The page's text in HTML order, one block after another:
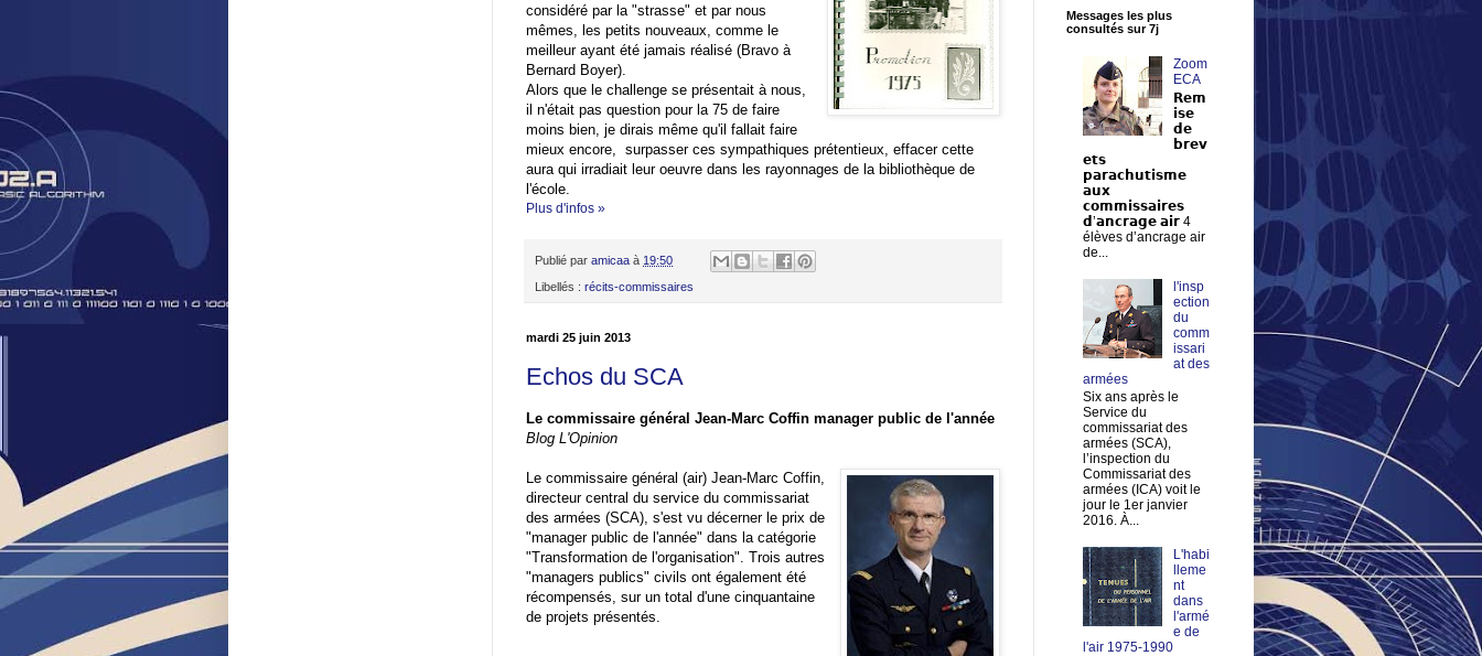
considéré par la "strasse" et par nous
mêmes, les petits nouveaux, comme le
meilleur ayant été jamais réalisé (Bravo à
Bernard Boyer).
Alors que le challenge se présentait à nous,
il n'était pas question pour la 75 de faire
moins bien, je dirais même qu'il fallait faire
mieux encore, surpasser ces sympathiques prétentieux, effacer cette
aura qui irradiait leur oeuvre dans les rayonnages de la bibliothèque de
l'école.
Plus d'infos »
Publié par amicaa à 19:50
Libellés : récits-commissaires
mardi 25 juin 2013
Echos du SCA
Le commissaire général Jean-Marc Coffin manager public de l'année
Blog L'Opinion
Le commissaire général (air) Jean-Marc Coffin,
directeur central du service du commissariat
des armées (SCA), s'est vu décerner le prix de
"manager public de l'année" dans la catégorie
"Transformation de l'organisation". Trois autres
"managers publics" civils ont également été
récompensés, sur un total d'une cinquantaine
de projets présentés.
Messages les plus
consultés sur 7j
Zoom
ECA
𝗥𝗲𝗺
𝗶𝘀𝗲
𝗱𝗲
𝗯𝗿𝗲𝘃
𝗲𝘁𝘀
𝗽𝗮𝗿𝗮𝗰𝗵𝘂𝘁𝗶𝘀𝗺𝗲
𝗮𝘂𝘅
𝗰𝗼𝗺𝗺𝗶𝘀𝘀𝗮𝗶𝗿𝗲𝘀
𝗱’𝗮𝗻𝗰𝗿𝗮𝗴𝗲 𝗮𝗶𝗿 4
élèves d’ancrage air
de...
l'insp
ection
du
comm
issari
at des
armées
Six ans après le
Service du
commissariat des
armées (SCA),
l’inspection du
Commissariat des
armées (ICA) voit le
jour le 1er janvier
2016. À...
L'habi
lleme
nt
dans
l'armé
e de
l'air 1975-1990